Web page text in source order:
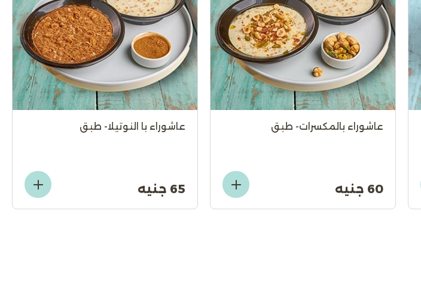
عاشوراء بالمكسرات- طبق
60 جنيه
عاشوراء با النوتيلا- طبق
65 جنيه